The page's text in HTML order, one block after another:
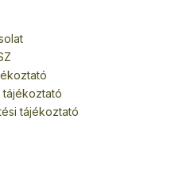
tájékoztató